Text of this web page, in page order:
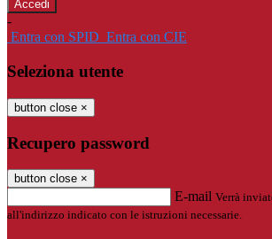
-
Entra con SPID Entra con CIE
Seleziona utente
button close ×
Recupero password
button close ×
E-mail Verrà
all'indirizzo indicato con le istruzioni necessarie.